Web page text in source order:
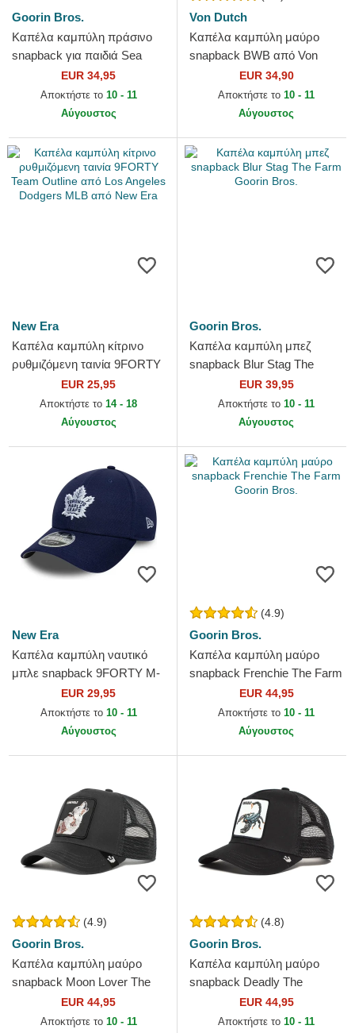
Goorin Bros.
Καπέλα καμπύλη πράσινο
snapback για παιδιά Sea
Monster The Farm Goorin
EUR 34,95
Αποκτήστε το 10 - 11
Αύγουστος
Von Dutch
Καπέλα καμπύλη μαύρο
snapback BWB από Von
EUR 34,90
Αποκτήστε το 10 - 11
Αύγουστος
New Era
Καπέλα καμπύλη κίτρινο
ρυθμιζόμενη ταινία 9FORTY
Team Outline από Los
Angeles Dodgers MLB από
EUR 25,95
Αποκτήστε το 14 - 18
Αύγουστος
Goorin Bros.
Καπέλα καμπύλη μπεζ
snapback Blur Stag The
Farm Goorin Bros.
EUR 39,95
Αποκτήστε το 10 - 11
Αύγουστος
New Era
Καπέλα καμπύλη ναυτικό
μπλε snapback 9FORTY M-
Crown Team από Toronto
Maple Leafs NHL από New
EUR 29,95
Αποκτήστε το 10 - 11
Αύγουστος
(4.9)
Goorin Bros.
Καπέλα καμπύλη μαύρο
snapback Frenchie The Farm
Goorin Bros.EUR 44,95
Αποκτήστε το 10 - 11
Αύγουστος
(4.9)
Goorin Bros.
Καπέλα καμπύλη μαύρο
snapback Moon Lover The
Farm Goorin Bros.
EUR 44,95
Αποκτήστε το 10 - 11
(4.8)
Goorin Bros.
Καπέλα καμπύλη μαύρο
snapback Deadly The
Deadliest Scorpion The Farm
Goorin Bros.
EUR 44,95
Αποκτήστε το 10 - 11